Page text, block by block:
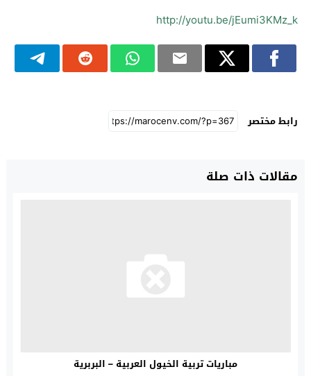
http://youtu.be/jEumi3KMz_k
رابط مختصر
مقالات ذات صلة
مباريات تربية الخيول العربية – البربرية